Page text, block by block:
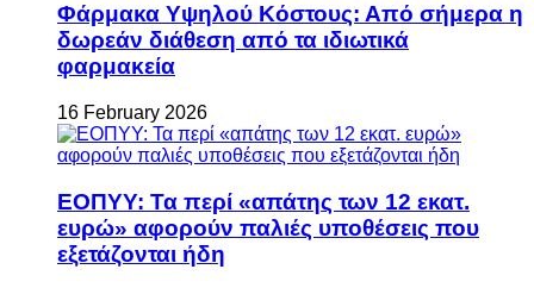
Φάρμακα Υψηλού Κόστους: Από σήμερα η
δωρεάν διάθεση από τα ιδιωτικά
φαρμακεία
16 February 2026
ΕΟΠΥΥ: Τα περί «απάτης των 12 εκατ.
ευρώ» αφορούν παλιές υποθέσεις που
εξετάζονται ήδη